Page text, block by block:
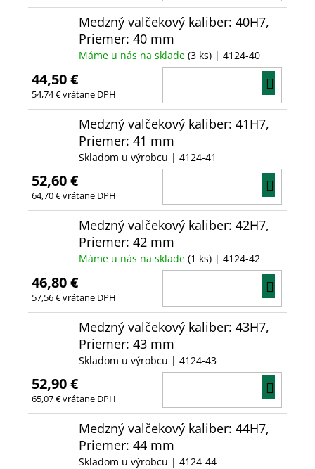
Medzný valčekový kaliber: 40H7,
Priemer: 40 mm
Máme u nás na sklade (3 ks) | 4124-40
44,50 €
54,74 € vrátane DPH
Medzný valčekový kaliber: 41H7,
Priemer: 41 mm
Skladom u výrobcu | 4124-41
52,60 €
64,70 € vrátane DPH
Medzný valčekový kaliber: 42H7,
Priemer: 42 mm
Máme u nás na sklade (1 ks) | 4124-42
46,80 €
57,56 € vrátane DPH
Medzný valčekový kaliber: 43H7,
Priemer: 43 mm
Skladom u výrobcu | 4124-43
52,90 €
65,07 € vrátane DPH
Medzný valčekový kaliber: 44H7,
Priemer: 44 mm
Skladom u výrobcu | 4124-44